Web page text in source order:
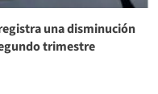
una disminución
trimestre